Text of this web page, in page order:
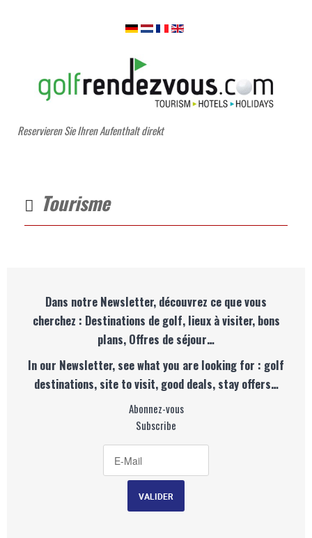
Reservieren Sie Ihren Aufenthalt direkt
Tourisme
Dans notre Newsletter, découvrez ce que vous
cherchez : Destinations de golf, lieux à visiter, bons
plans, Offres de séjour…
In our Newsletter, see what you are looking for : golf
destinations, site to visit, good deals, stay offers…
Abonnez-vous
Subscribe